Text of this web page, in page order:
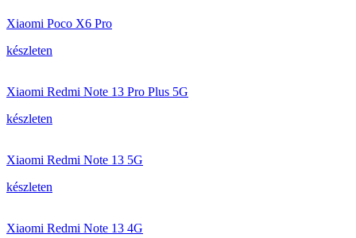
Xiaomi Poco X6 Pro
készleten
Xiaomi Redmi Note 13 Pro Plus 5G
készleten
Xiaomi Redmi Note 13 5G
készleten
Xiaomi Redmi Note 13 4G